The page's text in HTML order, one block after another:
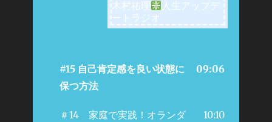
木村祐理
人生アップデ
ートラジオ
#15 自己肯定感を良い状態に
保つ方法
09:06
＃14 家庭で実践！オランダ
10:10